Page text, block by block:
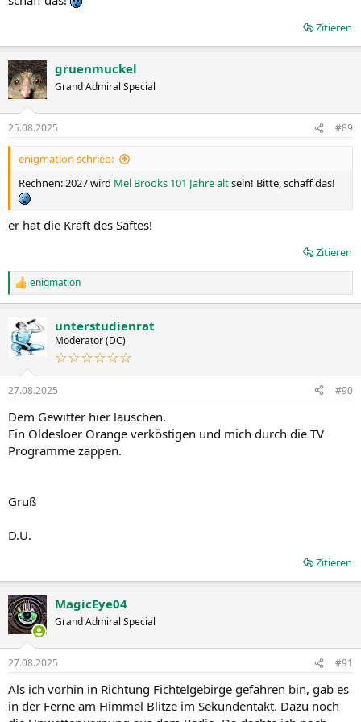
Zitieren
gruenmuckel
Grand Admiral Special
25.08.2025 #89
enigmation schrieb:
Rechnen: 2027 wird Mel Brooks 101 Jahre altsein! Bitte, schaff das!
er hat die Kraft des Saftes!
Zitieren
R
e
k
t
i
n
e
n
:
enigmation
unterstudienrat
Moderator (DC)
☆☆☆☆☆☆
27.08.2025 #90
Dem Gewitter hier lauschen.
Ein Oldesloer Orange verköstigen und mich durch die TV
Programme zappen.
Gruß
D.U.
Zitieren
MagicEye04
Grand Admiral Special
27.08.2025 #91
Als ich vorhin in Richtung Fichtelgebirge gefahren bin, gab es
in der Ferne am Himmel Blitze im Sekundentakt. Dazu noch